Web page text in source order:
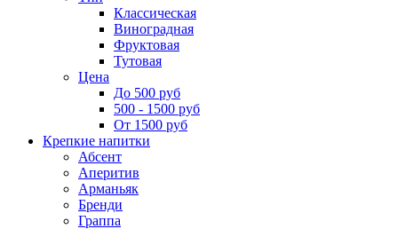
Классическая
Виноградная
Фруктовая
Тутовая
Цена
До 500 руб
500 - 1500 руб
От 1500 руб
Крепкие напитки
Абсент
Аперитив
Арманьяк
Бренди
Граппа